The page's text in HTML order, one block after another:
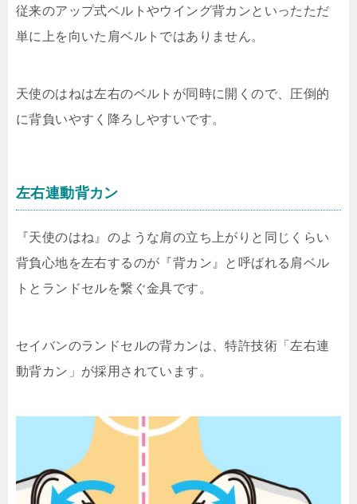
従来のアップ式ベルトやウイング背カンといったただ
単に上を向いた肩ベルトではありません。
天使のはねは左右のベルトが同時に開くので、圧倒的
に背負いやすく降ろしやすいです。
左右連動背カン
『天使のはね』のような肩の立ち上がりと同じくらい
背負心地を左右するのが『背カン』と呼ばれる肩ベル
トとランドセルを繋ぐ金具です。
セイバンのランドセルの背カンは、特許技術「左右連
動背カン」が採用されています。